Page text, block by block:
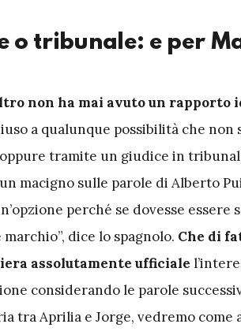
o tribunale: e per
non ha mai avuto un rapporto
a qualunque possibilità che non
oppure tramite un giudice in
macigno sulle parole di Alberto
perché se dovesse
dice lo spagnolo. Che di
assolutamente ufficiale
considerando le parole
tra Aprilia e Jorge, vedremo come